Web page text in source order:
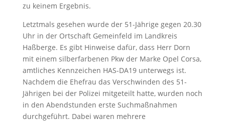
zu keinem Ergebnis.
Letztmals gesehen wurde der 51-Jährige gegen 20.30
Uhr in der Ortschaft Gemeinfeld im Landkreis
Haßberge. Es gibt Hinweise dafür, dass Herr Dorn
mit einem silberfarbenen Pkw der Marke Opel Corsa,
amtliches Kennzeichen HAS-DA19 unterwegs ist.
Nachdem die Ehefrau das Verschwinden des 51-
Jährigen bei der Polizei mitgeteilt hatte, wurden noch
in den Abendstunden erste Suchmaßnahmen
durchgeführt. Dabei waren mehrere